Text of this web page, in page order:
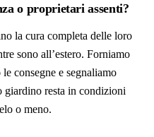
o proprietari assenti?
la cura completa delle loro
sono all’estero. Forniamo
consegne e segnaliamo
resta in condizioni
o meno.